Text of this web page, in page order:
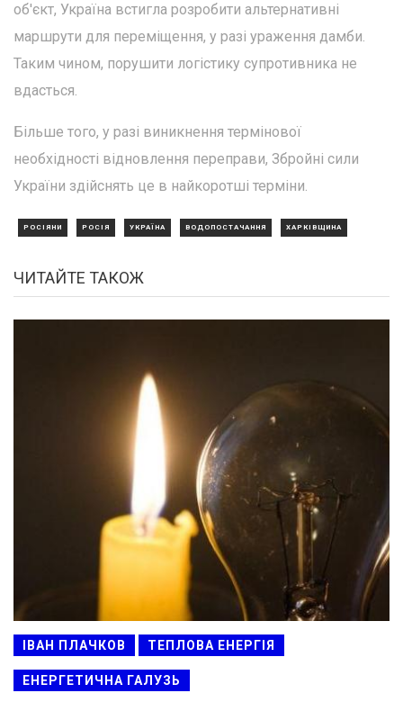
об'єкт, Україна встигла розробити альтернативні
маршрути для переміщення, у разі ураження дамби.
Таким чином, порушити логістику супротивника не
вдасться.
Більше того, у разі виникнення термінової
необхідності відновлення переправи, Збройні сили
України здійснять це в найкоротші терміни.
РОСІЯНИ РОСІЯ УКРАЇНА ВОДОПОСТАЧАННЯ ХАРКІВЩИНА
ЧИТАЙТЕ ТАКОЖ
ІВАН ПЛАЧКОВ ТЕПЛОВА ЕНЕРГІЯ
ЕНЕРГЕТИЧНА ГАЛУЗЬ